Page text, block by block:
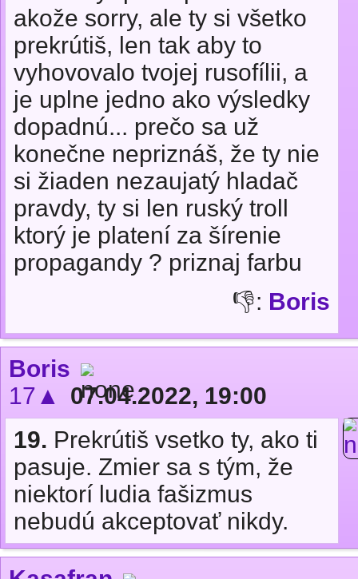
akože sorry, ale ty si všetko
prekrútiš, len tak aby to
vyhovovalo tvojej rusofílii, a
je uplne jedno ako výsledky
dopadnú... prečo sa už
konečne nepriznáš, že ty nie
si žiaden nezaujatý hladač
pravdy, ty si len ruský troll
ktorý je platení za šírenie
propagandy ? priznaj farbu
👎: Boris
Boris
17▲
07.04.2022, 19:00
19. Prekrútiš vsetko ty, ako ti
pasuje. Zmier sa s tým, že
niektorí ludia fašizmus
nebudú akceptovať nikdy.